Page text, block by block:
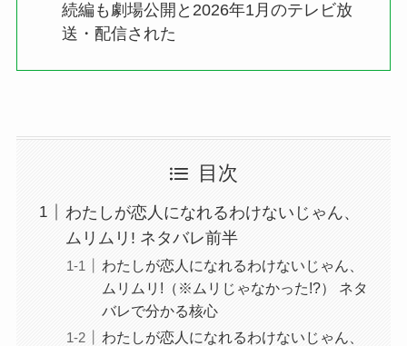
続編も劇場公開と2026年1月のテレビ放
送・配信された
目次
わたしが恋人になれるわけないじゃん、
ムリムリ! ネタバレ前半
わたしが恋人になれるわけないじゃん、
ムリムリ!（※ムリじゃなかった!?） ネタ
バレで分かる核心
わたしが恋人になれるわけないじゃん、